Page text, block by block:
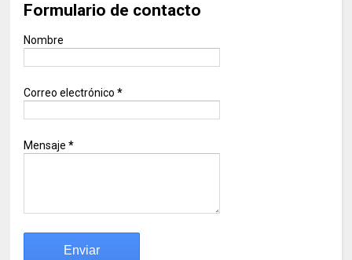
Formulario de contacto
Nombre
Correo electrónico*
Mensaje*